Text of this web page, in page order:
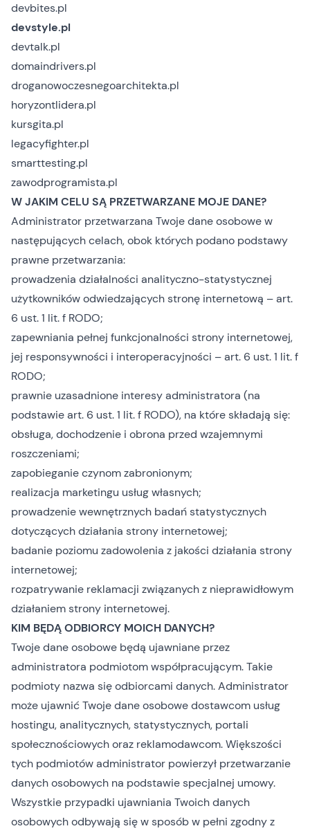
devbites.pl
devstyle.pl
devtalk.pl
domaindrivers.pl
droganowoczesnegoarchitekta.pl
horyzontlidera.pl
kursgita.pl
legacyfighter.pl
smarttesting.pl
zawodprogramista.pl
W JAKIM CELU SĄ PRZETWARZANE MOJE DANE?
Administrator przetwarzana Twoje dane osobowe w
następujących celach, obok których podano podstawy
prawne przetwarzania:
prowadzenia działalności analityczno-statystycznej
użytkowników odwiedzających stronę internetową – art.
6 ust. 1 lit. f RODO;
zapewniania pełnej funkcjonalności strony internetowej,
jej responsywności i interoperacyjności – art. 6 ust. 1 lit. f
RODO;
prawnie uzasadnione interesy administratora (na
podstawie art. 6 ust. 1 lit. f RODO), na które składają się:
obsługa, dochodzenie i obrona przed wzajemnymi
roszczeniami;
zapobieganie czynom zabronionym;
realizacja marketingu usług własnych;
prowadzenie wewnętrznych badań statystycznych
dotyczących działania strony internetowej;
badanie poziomu zadowolenia z jakości działania strony
internetowej;
rozpatrywanie reklamacji związanych z nieprawidłowym
działaniem strony internetowej.
KIM BĘDĄ ODBIORCY MOICH DANYCH?
Twoje dane osobowe będą ujawniane przez
administratora podmiotom współpracującym. Takie
podmioty nazwa się odbiorcami danych. Administrator
może ujawnić Twoje dane osobowe dostawcom usług
hostingu, analitycznych, statystycznych, portali
społecznościowych oraz reklamodawcom. Większości
tych podmiotów administrator powierzył przetwarzanie
danych osobowych na podstawie specjalnej umowy.
Wszystkie przypadki ujawniania Twoich danych
osobowych odbywają się w sposób w pełni zgodny z